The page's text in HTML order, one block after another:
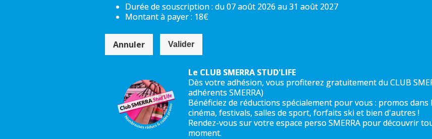
Durée de souscription : du 07 août 2026 au 31 août 2027
Montant à payer : 18€
Annuler Valider
Le CLUB SMERRA STUD'LIFE
Dès votre adhésion, vous profiterez gratuitement du CLUB
adhérents SMERRA)
Bénéficiez de réductions spécialement pour vous : promos
cinéma, festivals, salles de sport, forfaits ski et bien d'autres !
Rendez-vous sur votre espace perso SMERRA pour découvrir
moment.